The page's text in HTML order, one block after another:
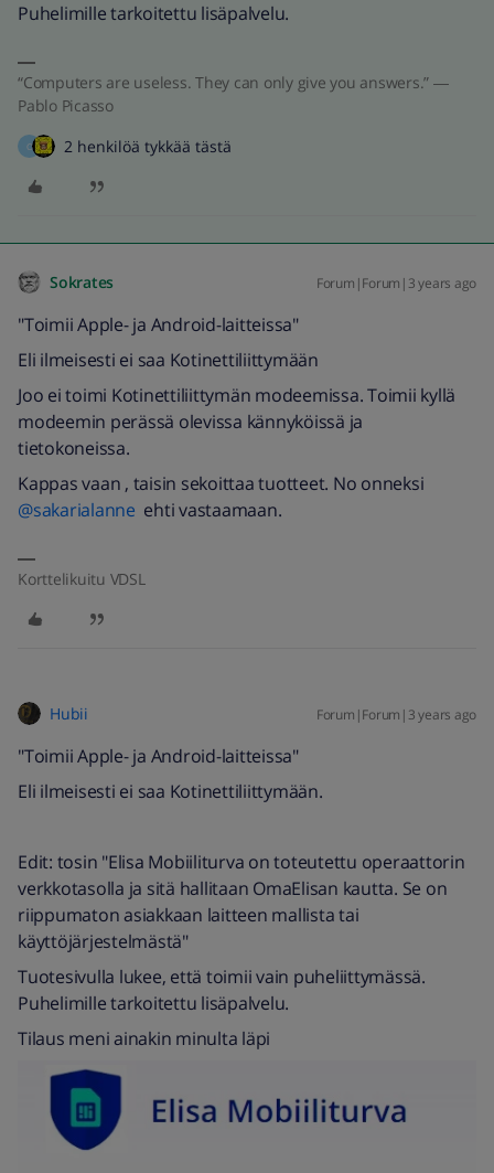
Puhelimille tarkoitettu lisäpalvelu.
“Computers are useless. They can only give you answers.” ―
Pablo Picasso
O 2 henkilöä tykkää tästä
Sokrates Forum|Forum|3 years ago
"Toimii Apple- ja Android-laitteissa"
Eli ilmeisesti ei saa Kotinettiliittymään
Joo ei toimi Kotinettiliittymän modeemissa. Toimii kyllä
modeemin perässä olevissa kännyköissä ja
tietokoneissa.
Kappas vaan , taisin sekoittaa tuotteet. No onneksi
@sakarialanne ehti vastaamaan.
Korttelikuitu VDSL
Hubii Forum|Forum|3 years ago
"Toimii Apple- ja Android-laitteissa"
Eli ilmeisesti ei saa Kotinettiliittymään.
Edit: tosin "Elisa Mobiiliturva on toteutettu operaattorin
verkkotasolla ja sitä hallitaan OmaElisan kautta. Se on
riippumaton asiakkaan laitteen mallista tai
käyttöjärjestelmästä"
Tuotesivulla lukee, että toimii vain puheliittymässä.
Puhelimille tarkoitettu lisäpalvelu.
Tilaus meni ainakin minulta läpi